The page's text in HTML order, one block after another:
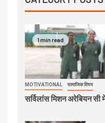
1 min read
MOTIVATIONAL सामाजिक विषय
सर्विलांस मिशन अरेबियन सी